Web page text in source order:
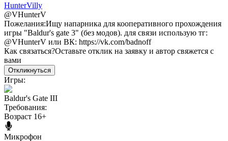
HunterVilly
@VHunterV
Пожелания:Ищу напарника для кооперативного прохождения
игры "Baldur's gate 3" (без модов). для связи использую тг:
@VHunterV или ВК: https://vk.com/badnoff
Как связаться?Оставьте отклик на заявку и автор свяжется с
вами
Откликнуться
Игры:
Baldur's Gate III
Требования:
Возраст 16+
Микрофон